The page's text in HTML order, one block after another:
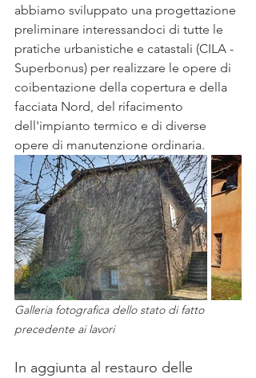
abbiamo sviluppato una progettazione
preliminare interessandoci di tutte le
pratiche urbanistiche e catastali (CILA -
Superbonus) per realizzare le opere di
coibentazione della copertura e della
facciata Nord, del rifacimento
dell'impianto termico e di diverse
opere di manutenzione ordinaria.
Galleria fotografica dello stato di fatto
precedente ai lavori
In aggiunta al restauro delle